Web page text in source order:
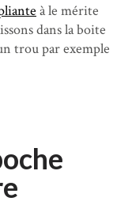
à le mérite
dans la boite
trou par exemple